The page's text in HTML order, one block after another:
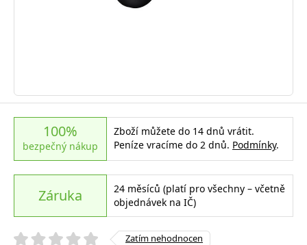
100%
bezpečný nákup
Zboží můžete do 14 dnů vrátit.
Peníze vracíme do 2 dnů. Podmínky.
Záruka
24 měsíců (platí pro všechny – včetně
objednávek na IČ)
Zatím nehodnocen